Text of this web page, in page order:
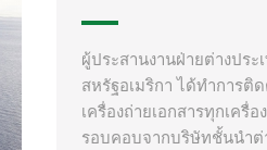
ผู้ประสานงานฝ่ายต่างประ
สหรัฐอเมริกา ได้ทำการติ
เครื่องถ่ายเอกสารทุกเครื่
รอบคอบจากบริษัทชั้นนำต่